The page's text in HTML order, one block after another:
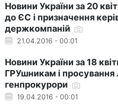
Новини України за 20
до ЄС і призначення
держкомпаній
21.04.2016 - 00:01
Новини України за 18
ГРУшникам і просування
генпрокурори
19.04.2016 - 00:01